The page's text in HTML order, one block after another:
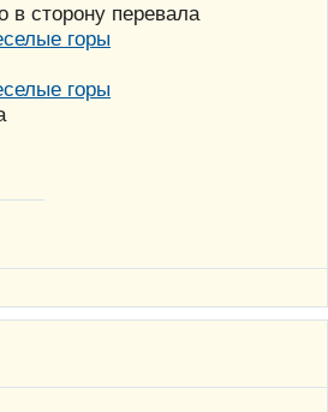
сторону перевала